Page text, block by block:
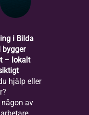
i Bilda
bygger
– lokalt
hjälp eller
av